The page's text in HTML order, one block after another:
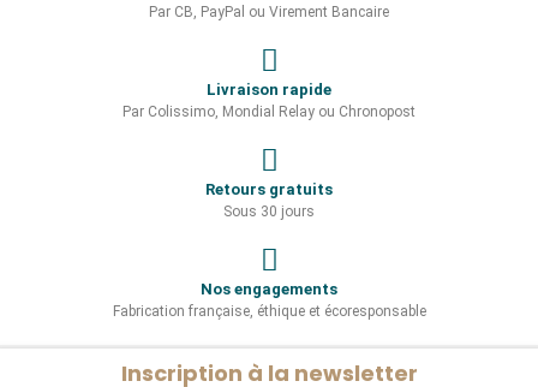
Par CB, PayPal ou Virement Bancaire
Livraison rapide
Par Colissimo, Mondial Relay ou Chronopost
Retours gratuits
Sous 30 jours
Nos engagements
Fabrication française, éthique et écoresponsable
Inscription à la newsletter